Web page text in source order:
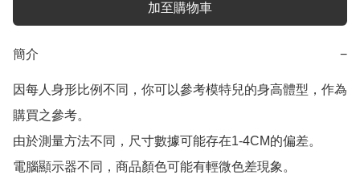
加至購物車
簡介 −
因每人身形比例不同，你可以參考模特兒的身高體型，作為
購買之參考。
由於測量方法不同，尺寸數據可能存在1-4CM的偏差。
電腦顯示器不同，商品顏色可能有輕微色差現象。